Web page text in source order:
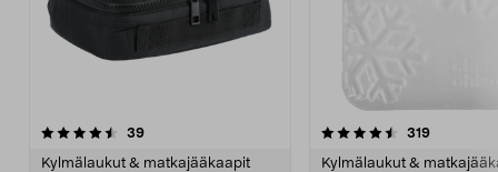
39arvostelut
Kylmälaukut & matkajääkaapit
4.5 viidestä
319arvostelut
Kylmälaukut &
4.5 viidestä